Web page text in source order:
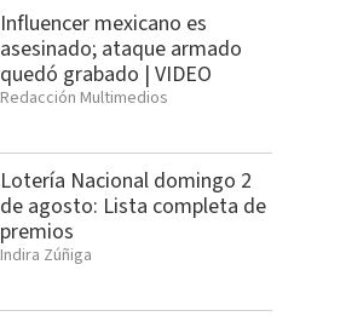
Influencer mexicano es
asesinado; ataque armado
quedó grabado | VIDEO
Redacción Multimedios
Lotería Nacional domingo 2
de agosto: Lista completa de
premios
Indira Zúñiga